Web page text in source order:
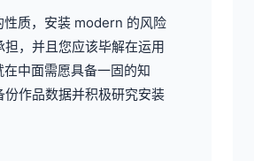
质，安装 modern 的风险
担，并且您应该毕解在运用
中面需愿具备一固的知
份作品数据并积极研究安装